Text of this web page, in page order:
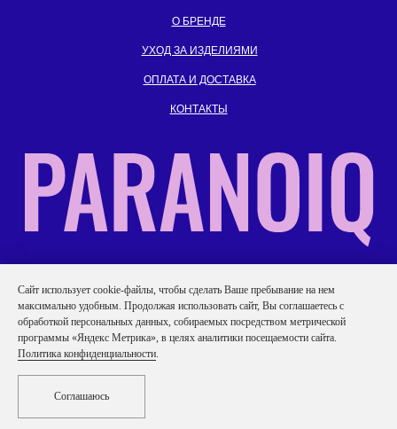
О БРЕНДЕ
УХОД ЗА ИЗДЕЛИЯМИ
ОПЛАТА И ДОСТАВКА
КОНТАКТЫ
ИНН: 701719152740
Политика конфиденциальности
Согласие на обработку персональных данных
Caйт иcпoльзуeт cookie-фaйлы, чтобы сделать Ваше пребывание на нем
максимально удобным. Продолжая использовать сайт, Вы соглашаетесь с
обработкой персональных данных, собираемых посредством метрической
программы «Яндекс Метрика», в целях аналитики посещаемости сайта.
Политика конфиденциальности.
Соглашаюсь